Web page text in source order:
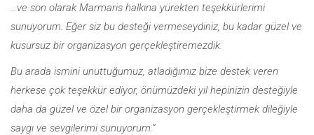
…ve son olarak Marmaris halkına yürekten teşekkürlerimi
sunuyorum. Eğer siz bu desteği vermeseydiniz, bu kadar güzel ve
kusursuz bir organizasyon gerçekleştiremezdik.
Bu arada ismini unuttuğumuz, atladığımız bize destek veren
herkese çok teşekkür ediyor, önümüzdeki yıl hepinizin desteğiyle
daha da güzel ve özel bir organizasyon gerçekleştirmek dileğiyle
saygı ve sevgilerimi sunuyorum.”